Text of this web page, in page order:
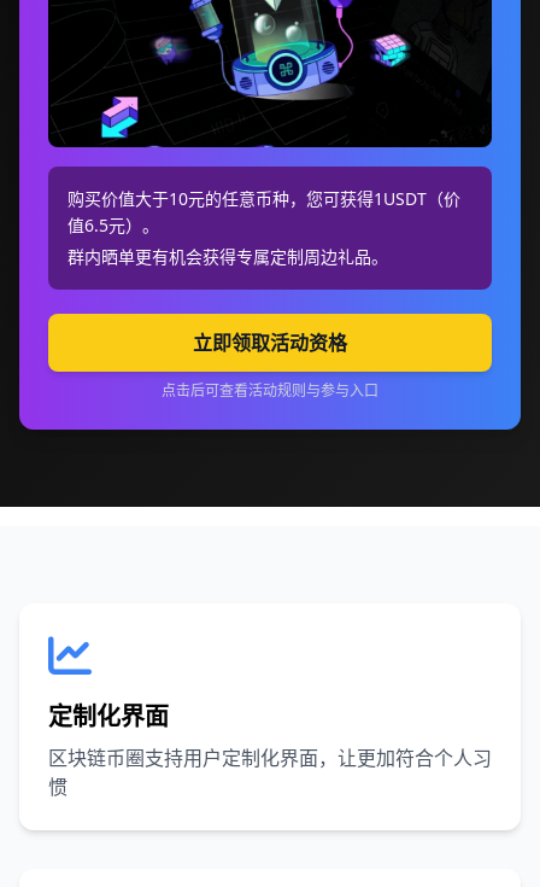
购买价值大于10元的任意币种，您可获得1USDT（价
值6.5元）。
群内晒单更有机会获得专属定制周边礼品。
立即领取活动资格
点击后可查看活动规则与参与入口
定制化界面
区块链币圈支持用户定制化界面，让更加符合个人习
惯